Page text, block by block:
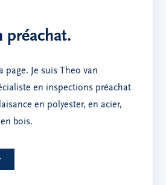
préachat.
page. Je suis Theo van
en inspections préachat
en polyester, en acier,
bois.